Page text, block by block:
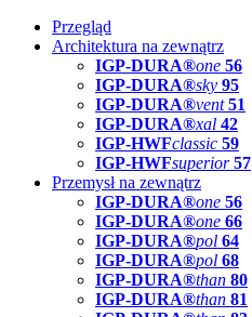
Przegląd
Architektura na zewnątrz
IGP-DURA®one 56
IGP-DURA®sky 95
IGP-DURA®vent 51
IGP-DURA®xal 42
IGP-HWFclassic 59
IGP-HWFsuperior 57
Przemysł na zewnątrz
IGP-DURA®one 56
IGP-DURA®one 66
IGP-DURA®pol 64
IGP-DURA®pol 68
IGP-DURA®than 80
IGP-DURA®than 81